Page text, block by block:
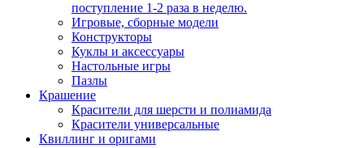
поступление 1-2 раза в неделю.
Игровые, сборные модели
Конструкторы
Куклы и аксессуары
Настольные игры
Пазлы
Крашение
Красители для шерсти и полиамида
Красители универсальные
Квиллинг и оригами